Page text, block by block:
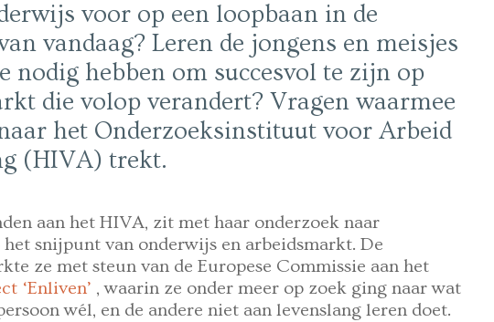
voor op een loopbaan in de
vandaag? Leren de jongens en meisjes
nodig hebben om succesvol te zijn op
die volop verandert? Vragen waarmee
het Onderzoeksinstituut voor Arbeid
(HIVA) trekt.
aan het HIVA, zit met haar onderzoek naar
snijpunt van onderwijs en arbeidsmarkt. De
ze met steun van de Europese Commissie aan het
‘Enliven’ , waarin ze onder meer op zoek ging naar wat
wél, en de andere niet aan levenslang leren doet.